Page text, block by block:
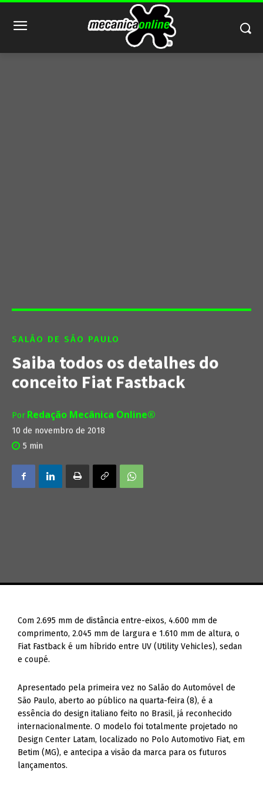
SALÃO DE SÃO PAULO
Saiba todos os detalhes do
conceito Fiat Fastback
Por Redação Mecânica Online®
10 de novembro de 2018
5 min
Com 2.695 mm de distância entre-eixos, 4.600 mm de
comprimento, 2.045 mm de largura e 1.610 mm de altura, o
Fiat Fastback é um híbrido entre UV (Utility Vehicles), sedan
e coupé.
Apresentado pela primeira vez no Salão do Automóvel de
São Paulo, aberto ao público na quarta-feira (8), é a
essência do design italiano feito no Brasil, já reconhecido
internacionalmente. O modelo foi totalmente projetado no
Design Center Latam, localizado no Polo Automotivo Fiat, em
Betim (MG), e antecipa a visão da marca para os futuros
lançamentos.